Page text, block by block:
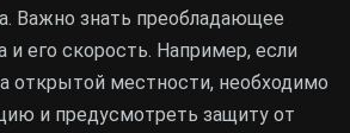
Важно знать преобладающее
и его скорость. Например, если
открытой местности, необходимо
и предусмотреть защиту от